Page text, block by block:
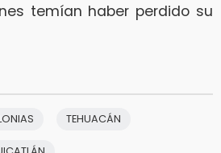
temían haber perdido su
TEHUACÁN